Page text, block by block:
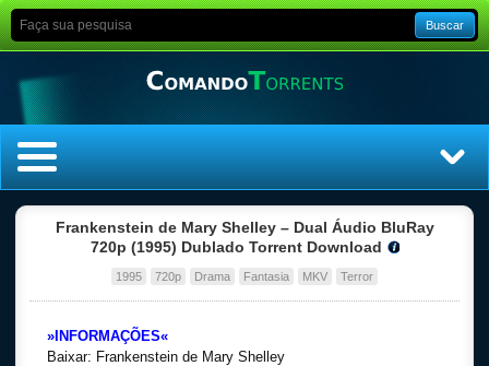
Buscar
Frankenstein de Mary Shelley – Dual Áudio BluRay
720p (1995) Dublado Torrent Download
1995 720p Drama Fantasia MKV Terror
»INFORMAÇÕES«
Baixar: Frankenstein de Mary Shelley